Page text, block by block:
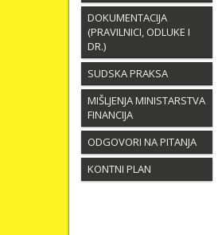
DOKUMENTACIJA
(PRAVILNICI, ODLUKE I
DR.)
SUDSKA PRAKSA
MIŠLJENJA MINISTARSTVA
FINANCIJA
ODGOVORI NA PITANJA
KONTNI PLAN